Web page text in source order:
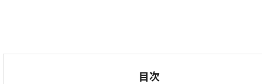
目次